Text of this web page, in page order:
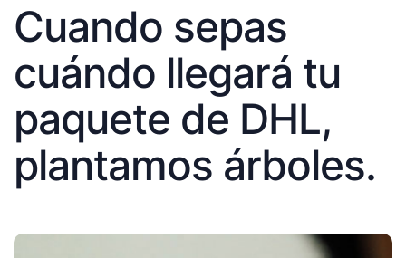
Cuando sepas
cuándo llegará tu
paquete de DHL,
plantamos árboles.